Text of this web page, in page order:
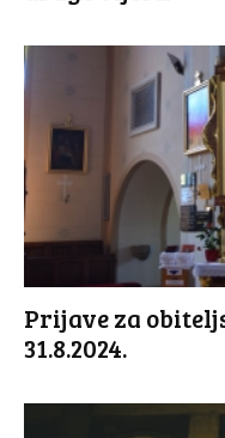
Prijave za
31.8.2024.